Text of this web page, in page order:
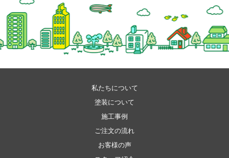
私たちについて
塗装について
施工事例
ご注文の流れ
お客様の声